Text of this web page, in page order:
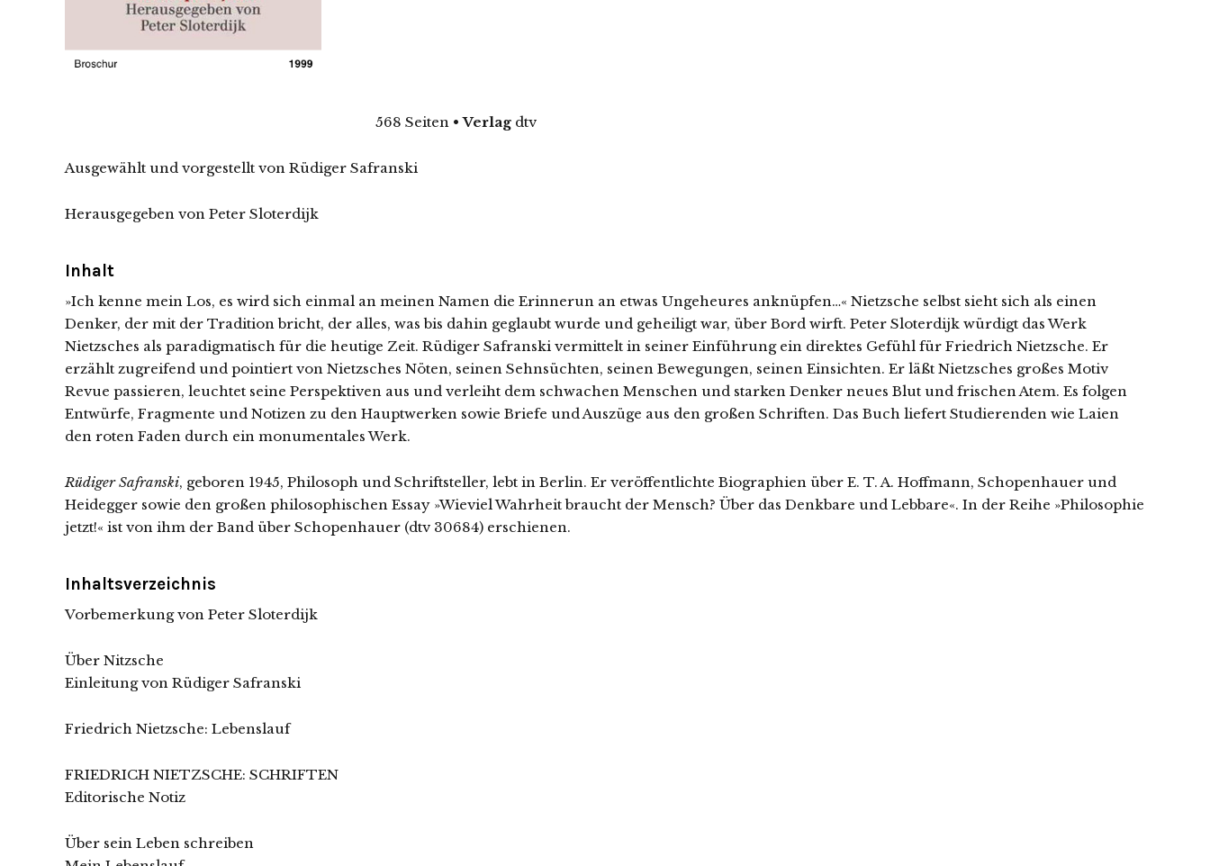
568 Seiten • Verlag dtv
Ausgewählt und vorgestellt von Rüdiger Safranski
Herausgegeben von Peter Sloterdijk
Inhalt
»Ich kenne mein Los, es wird sich einmal an meinen Namen die Erinnerun an etwas Ungeheures anknüpfen…« Nietzsche selbst sieht sich als einen
Denker, der mit der Tradition bricht, der alles, was bis dahin geglaubt wurde und geheiligt war, über Bord wirft. Peter Sloterdijk würdigt das Werk
Nietzsches als paradigmatisch für die heutige Zeit. Rüdiger Safranski vermittelt in seiner Einführung ein direktes Gefühl für Friedrich Nietzsche. Er
erzählt zugreifend und pointiert von Nietzsches Nöten, seinen Sehnsüchten, seinen Bewegungen, seinen Einsichten. Er läßt Nietzsches großes Motiv
Revue passieren, leuchtet seine Perspektiven aus und verleiht dem schwachen Menschen und starken Denker neues Blut und frischen Atem. Es folgen
Entwürfe, Fragmente und Notizen zu den Hauptwerken sowie Briefe und Auszüge aus den großen Schriften. Das Buch liefert Studierenden wie Laien
den roten Faden durch ein monumentales Werk.
Rüdiger Safranski, geboren 1945, Philosoph und Schriftsteller, lebt in Berlin. Er veröffentlichte Biographien über E. T. A. Hoffmann, Schopenhauer und
Heidegger sowie den großen philosophischen Essay »Wieviel Wahrheit braucht der Mensch? Über das Denkbare und Lebbare«. In der Reihe »Philosophie
jetzt!« ist von ihm der Band über Schopenhauer (dtv 30684) erschienen.
Inhaltsverzeichnis
Vorbemerkung von Peter Sloterdijk
Über Nitzsche
Einleitung von Rüdiger Safranski
Friedrich Nietzsche: Lebenslauf
FRIEDRICH NIETZSCHE: SCHRIFTEN
Editorische Notiz
Über sein Leben schreiben